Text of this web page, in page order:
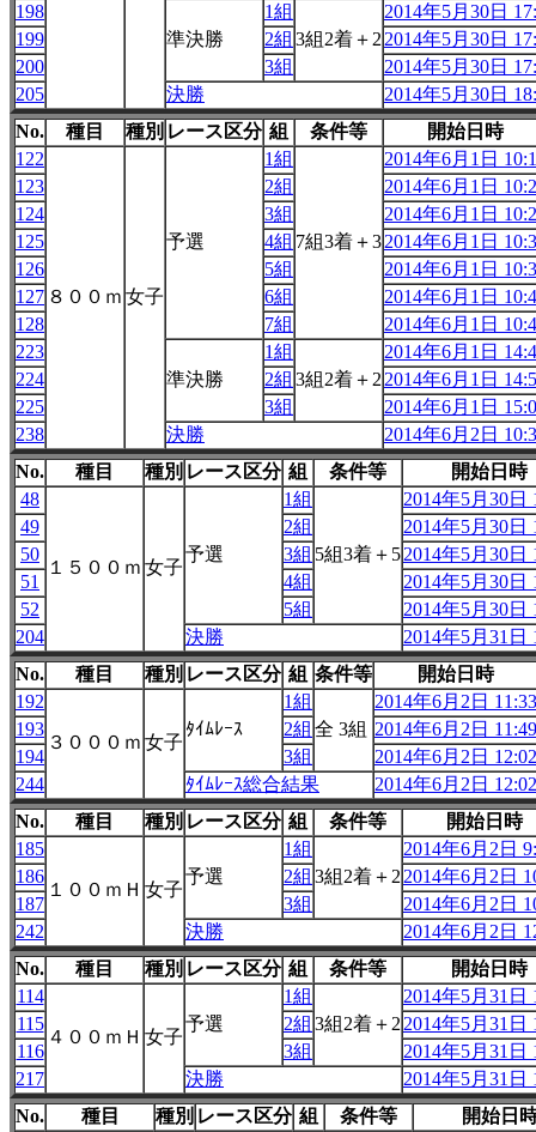
198
準決勝
1組
3組2着＋2
2014年5月30日
199
2組
2014年5月30日
200
3組
2014年5月30日
205
決勝
2014年5月30日
No.
種目 種別 レース区分 組 条件等
開始日時
122
８００ｍ 女子
予選
1組
7組3着＋3
2014年6月1日
123
2組
2014年6月1日
124
3組
2014年6月1日
125
4組
2014年6月1日
126
5組
2014年6月1日
127
6組
2014年6月1日
128
7組
2014年6月1日
223
準決勝
1組
3組2着＋2
2014年6月1日
224
2組
2014年6月1日
225
3組
2014年6月1日
238
決勝
2014年6月2日
No.
種目 種別 レース区分 組 条件等
開始日時
48
１５００ｍ 女子
予選
1組
5組3着＋5
2014年5月30日
49
2組
2014年5月30日
50
3組
2014年5月30日
51
4組
2014年5月30日
52
5組
2014年5月30日
204
決勝
2014年5月31日
No.
種目 種別 レース区分 組 条件等
開始日時
192
３０００ｍ 女子
ﾀｲﾑﾚｰｽ
1組
全 3組
2014年6月2日 11:33
193
2組
2014年6月2日 11:49
194
3組
2014年6月2日 12:02
244
ﾀｲﾑﾚｰｽ総合結果
2014年6月2日 12:02
No.
種目 種別 レース区分 組 条件等
開始日時
185
１００ｍＨ 女子
予選
1組
3組2着＋2
2014年6月2日
186
2組
2014年6月2日
187
3組
2014年6月2日
242
決勝
2014年6月2日
No.
種目 種別 レース区分 組 条件等
開始日時
114
４００ｍＨ 女子
予選
1組
3組2着＋2
2014年5月31日
115
2組
2014年5月31日
116
3組
2014年5月31日
217
決勝
2014年5月31日
No.
種目 種別 レース区分 組 条件等
開始日